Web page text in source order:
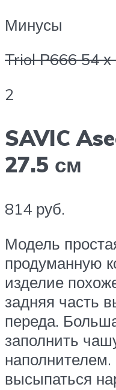
Минусы
Triol Р666 54
2
SAVIC
27.5 см
814 руб.
Модель
продуманную
изделие
задняя часть
переда.
заполнить
высыпаться